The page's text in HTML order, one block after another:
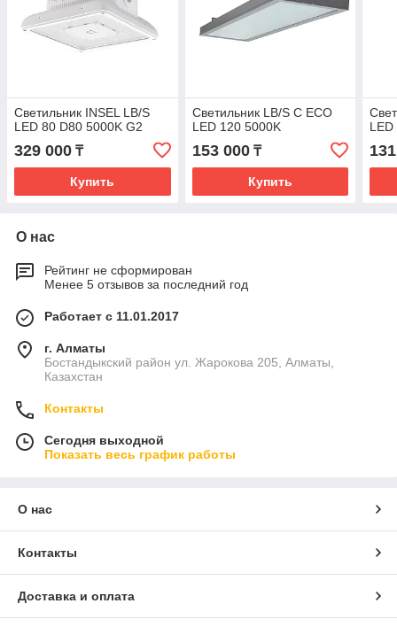
Светильник INSEL LB/S
LED 80 D80 5000K G2
329 000 ₸
Купить
Светильник LB/S C ECO
LED 120 5000K
153 000₸
Купить
О нас
Рейтинг не сформирован
Менее 5 отзывов за последний год
Работает с 11.01.2017
г. Алматы
Бостандыкский район ул. Жарокова 205, Алматы,
Казахстан
Контакты
Сегодня выходной
Показать весь график работы
О нас
Контакты
Доставка и оплата